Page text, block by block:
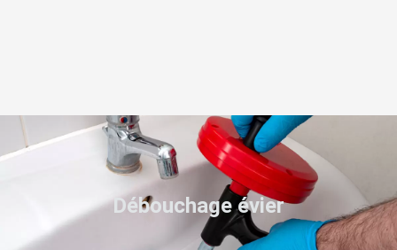
Débouchage évier